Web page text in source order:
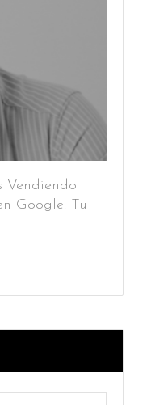
Vendiendo
Google. Tu